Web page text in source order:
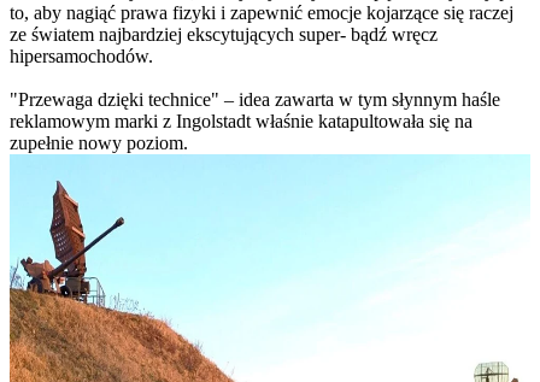
to, aby nagiąć prawa fizyki i zapewnić emocje kojarzące się raczej
ze światem najbardziej ekscytujących super- bądź wręcz
hipersamochodów.
"Przewaga dzięki technice" – idea zawarta w tym słynnym haśle
reklamowym marki z Ingolstadt właśnie katapultowała się na
zupełnie nowy poziom.